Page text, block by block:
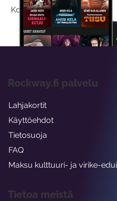
Kokeilemalla ilmaiseksi
viikon
Rockway.fi palvelu
Lahjakortit
Käyttöehdot
Tietosuoja
FAQ
Maksu kulttuuri- ja virike-
Tietoa meistä